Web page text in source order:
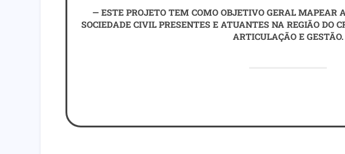
ESTE PROJETO TEM COMO OBJETIVO GERAL MAPEAR
SOCIEDADE CIVIL PRESENTES E ATUANTES NA REGIÃO DO
ARTICULAÇÃO E GESTÃO.